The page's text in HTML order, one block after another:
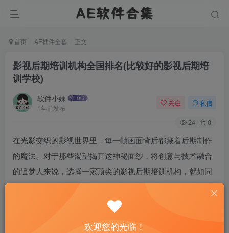
首页 AE插件全套 正文
影视后期培训机构全国排名(比较好的影视后期培
训学校)
软件小妹
1年前发布
关注 私信
24 0
在光影交织的影视世界里，每一帧画面背后都藏着后期制作
的魔法。对于那些渴望揭开这神秘面纱，将创意与技术融合
的追梦人来说，选择一家顶尖的影视后期培训机构，就如同
寻找艺术之旅的启航灯塔。今天，让我们一起探索那些在全
国范围内熠熠生辉，为影视梦想插上翅膀的培训殿堂。
欢迎您的光临！